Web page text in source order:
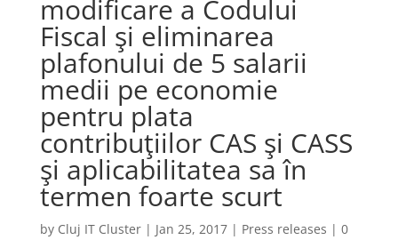
modificare a Codului
Fiscal şi eliminarea
plafonului de 5 salarii
medii pe economie
pentru plata
contribuţiilor CAS şi CASS
şi aplicabilitatea sa în
termen foarte scurt
by Cluj IT Cluster| Jan 25, 2017| Press releases | 0